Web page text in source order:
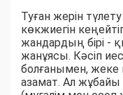
Туған жерін
көкжиегін
жандардың бірі -
жанұясы. Кәсіп
болғанымен, жеке
азамат. Ал